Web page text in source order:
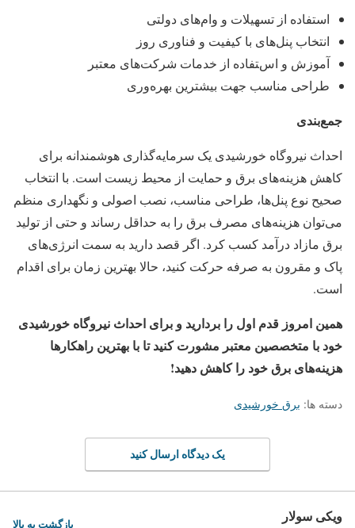
استفاده از تسهیلات و وام‌های دولتی
انتخاب پنل‌های با کیفیت و فناوری روز
آموزش و استفاده از خدمات شرکت‌های معتبر
طراحی مناسب جهت بیشترین بهره‌وری
جمع‌بندی
احداث نیروگاه خورشیدی یک سرمایه‌گذاری هوشمندانه برای
کاهش هزینه‌های برق و حمایت از محیط زیست است. با انتخاب
صحیح نوع پنل‌ها، طراحی مناسب، نصب اصولی و نگهداری منظم
می‌توان هزینه‌های مصرف برق را به حداقل رساند و حتی از تولید
برق مازاد درآمد کسب کرد. اگر قصد دارید به سمت انرژی‌های
پاک و مقرون به صرفه حرکت کنید، حالا بهترین زمان برای اقدام
است.
همین امروز قدم اول را بردارید و برای احداث نیروگاه خورشیدی
خود با متخصصین معتبر مشورت کنید تا با بهترین راهکارها
هزینه‌های برق خود را کاهش دهید!
دسته ها: برق خورشیدی
یک دیدگاه ارسال کنید
ویکی سولار بازگشت به بالا